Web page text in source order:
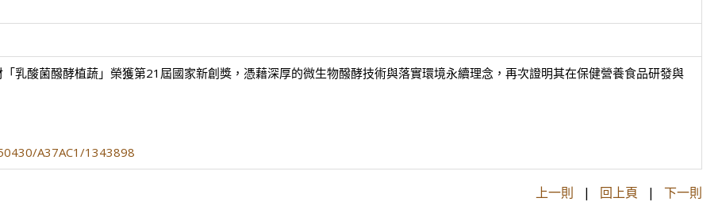
乳酸菌醱酵植蔬」榮獲第21屆國家新創獎，憑藉深厚的微生物醱酵技術與落實環境永續理念，再次證明其在保健營養食品研發與
A37AC1/1343898
上一則 | 回上頁 | 下一則